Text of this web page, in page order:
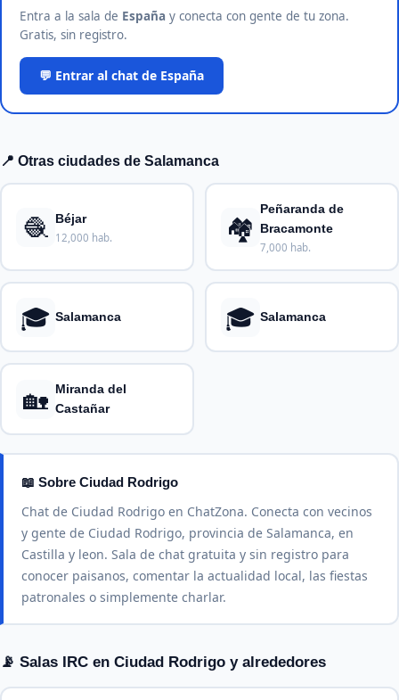
Entra a la sala de España y conecta con gente de tu zona.
Gratis, sin registro.
💬 Entrar al chat de España
📍 Otras ciudades de Salamanca
🧶 Béjar
12,000 hab. 🏘️
Peñaranda de
Bracamonte
7,000 hab.
🎓 Salamanca 🎓 Salamanca
🏡 Miranda del
Castañar
📖 Sobre Ciudad Rodrigo
Chat de Ciudad Rodrigo en ChatZona. Conecta con vecinos
y gente de Ciudad Rodrigo, provincia de Salamanca, en
Castilla y leon. Sala de chat gratuita y sin registro para
conocer paisanos, comentar la actualidad local, las fiestas
patronales o simplemente charlar.
📡 Salas IRC en Ciudad Rodrigo y alrededores